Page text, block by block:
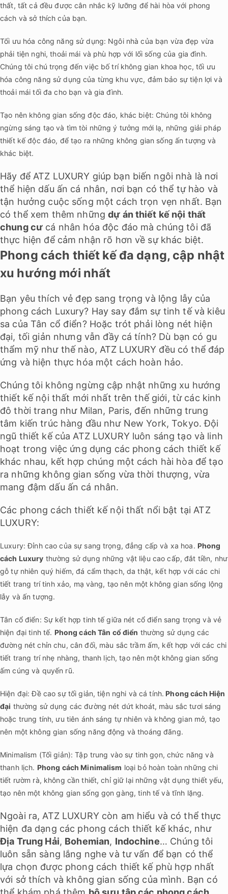
thất, tất cả đều được cân nhắc kỹ lưỡng để hài hòa với phong
cách và sở thích của bạn.
Tối ưu hóa công năng sử dụng: Ngôi nhà của bạn vừa đẹp vừa
phải tiện nghi, thoải mái và phù hợp với lối sống của gia đình.
Chúng tôi chú trọng đến việc bố trí không gian khoa học, tối ưu
hóa công năng sử dụng của từng khu vực, đảm bảo sự tiện lợi và
thoải mái tối đa cho bạn và gia đình.
Tạo nên không gian sống độc đáo, khác biệt: Chúng tôi không
ngừng sáng tạo và tìm tòi những ý tưởng mới lạ, những giải pháp
thiết kế độc đáo, để tạo ra những không gian sống ấn tượng và
khác biệt.
Hãy để ATZ LUXURY giúp bạn biến ngôi nhà là nơi
thể hiện dấu ấn cá nhân, nơi bạn có thể tự hào và
tận hưởng cuộc sống một cách trọn vẹn nhất. Bạn
có thể xem thêm nhữngdự án thiết kế nội thất
chung cư cá nhân hóa độc đáo mà chúng tôi đã
thực hiện để cảm nhận rõ hơn về sự khác biệt.
Phong cách thiết kế đa dạng, cập nhật
xu hướng mới nhất
Bạn yêu thích vẻ đẹp sang trọng và lộng lẫy của
phong cách Luxury? Hay say đắm sự tinh tế và kiêu
sa của Tân cổ điển? Hoặc trót phải lòng nét hiện
đại, tối giản nhưng vẫn đầy cá tính? Dù bạn có gu
thẩm mỹ như thế nào, ATZ LUXURY đều có thể đáp
ứng và hiện thực hóa một cách hoàn hảo.
Chúng tôi không ngừng cập nhật những xu hướng
thiết kế nội thất mới nhất trên thế giới, từ các kinh
đô thời trang như Milan, Paris, đến những trung
tâm kiến trúc hàng đầu như New York, Tokyo. Đội
ngũ thiết kế của ATZ LUXURY luôn sáng tạo và linh
hoạt trong việc ứng dụng các phong cách thiết kế
khác nhau, kết hợp chúng một cách hài hòa để tạo
ra những không gian sống vừa thời thượng, vừa
mang đậm dấu ấn cá nhân.
Các phong cách thiết kế nội thất nổi bật tại ATZ
LUXURY:
Luxury: Đỉnh cao của sự sang trọng, đẳng cấp và xa hoa. Phong
cách Luxury thường sử dụng những vật liệu cao cấp, đắt tiền, như
gỗ tự nhiên quý hiếm, đá cẩm thạch, da thật, kết hợp với các chi
tiết trang trí tinh xảo, mạ vàng, tạo nên một không gian sống lộng
lẫy và ấn tượng.
Tân cổ điển: Sự kết hợp tinh tế giữa nét cổ điển sang trọng và vẻ
hiện đại tinh tế. Phong cách Tân cổ điển thường sử dụng các
đường nét chỉn chu, cân đối, màu sắc trầm ấm, kết hợp với các chi
tiết trang trí nhẹ nhàng, thanh lịch, tạo nên một không gian sống
ấm cúng và quyến rũ.
Hiện đại: Đề cao sự tối giản, tiện nghi và cá tính. Phong cách Hiện
đại thường sử dụng các đường nét dứt khoát, màu sắc tươi sáng
hoặc trung tính, ưu tiên ánh sáng tự nhiên và không gian mở, tạo
nên một không gian sống năng động và thoáng đãng.
Minimalism (Tối giản): Tập trung vào sự tinh gọn, chức năng và
thanh lịch. Phong cách Minimalism loại bỏ hoàn toàn những chi
tiết rườm rà, không cần thiết, chỉ giữ lại những vật dụng thiết yếu,
tạo nên một không gian sống gọn gàng, tinh tế và tĩnh lặng.
Ngoài ra, ATZ LUXURY còn am hiểu và có thể thực
hiện đa dạng các phong cách thiết kế khác, như
Địa Trung Hải, Bohemian, Indochine… Chúng tôi
luôn sẵn sàng lắng nghe và tư vấn để bạn có thể
lựa chọn được phong cách thiết kế phù hợp nhất
với sở thích và không gian sống của mình. Bạn có